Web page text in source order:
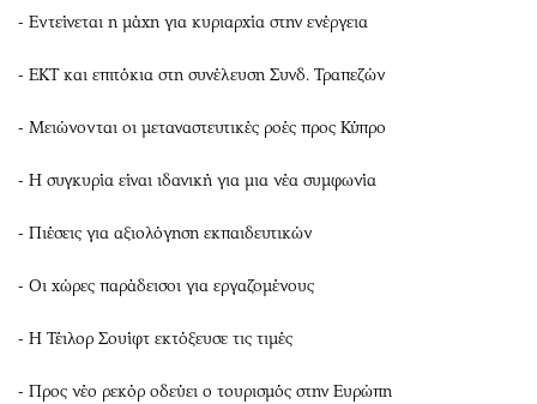
- Εντείνεται η μάχη για κυριαρχία στην ενέργεια
- ΕΚΤ και επιτόκια στη συνέλευση Συνδ. Τραπεζών
- Μειώνονται οι μεταναστευτικές ροές προς Κύπρο
- Η συγκυρία είναι ιδανική για μια νέα συμφωνία
- Πιέσεις για αξιολόγηση εκπαιδευτικών
- Οι χώρες παράδεισοι για εργαζομένους
- Η Τέιλορ Σουίφτ εκτόξευσε τις τιμές
- Προς νέο ρεκόρ οδεύει ο τουρισμός στην Ευρώπη